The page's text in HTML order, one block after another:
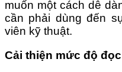
muốn một cách dễ
cần phải dùng đến
viên kỹ thuật.
Cải thiện mức độ